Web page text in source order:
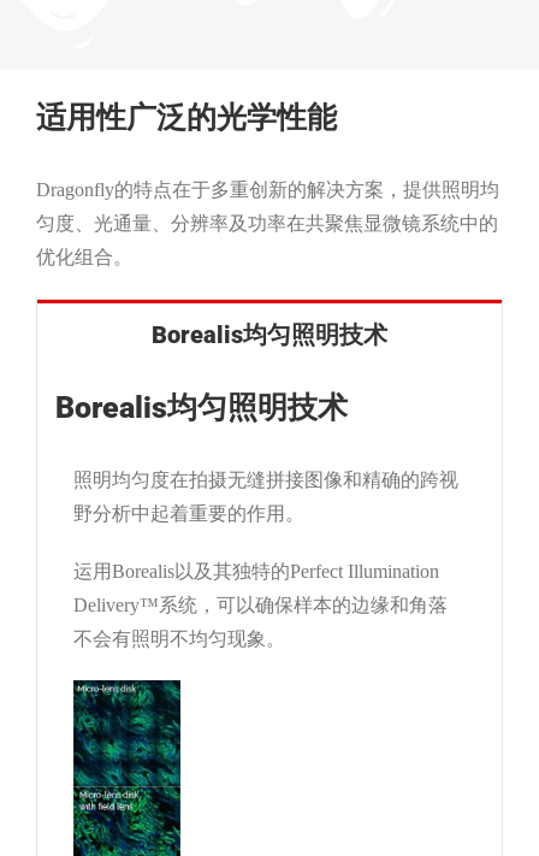
适用性广泛的光学性能
Dragonfly的特点在于多重创新的解决方案，提供照明均
匀度、光通量、分辨率及功率在共聚焦显微镜系统中的
优化组合。
Borealis均匀照明技术
Borealis均匀照明技术
照明均匀度在拍摄无缝拼接图像和精确的跨视
野分析中起着重要的作用。
运用Borealis以及其独特的Perfect Illumination
Delivery™系统，可以确保样本的边缘和角落
不会有照明不均匀现象。